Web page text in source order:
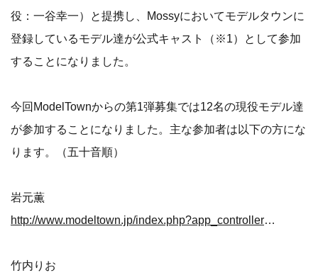
役：一谷幸一）と提携し、Mossyにおいてモデルタウンに
登録しているモデル達が公式キャスト（※1）として参加
することになりました。
今回ModelTownからの第1弾募集では12名の現役モデル達
が参加することになりました。主な参加者は以下の方にな
ります。（五十音順）
岩元薫
http://www.modeltown.jp/index.php?app_controller=info&type=items&id=I6697b6c
竹内りお